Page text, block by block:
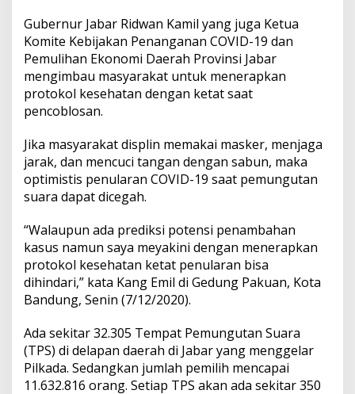
Gubernur Jabar Ridwan Kamil yang juga Ketua
Komite Kebijakan Penanganan COVID-19 dan
Pemulihan Ekonomi Daerah Provinsi Jabar
mengimbau masyarakat untuk menerapkan
protokol kesehatan dengan ketat saat
pencoblosan.
Jika masyarakat displin memakai masker, menjaga
jarak, dan mencuci tangan dengan sabun, maka
optimistis penularan COVID-19 saat pemungutan
suara dapat dicegah.
“Walaupun ada prediksi potensi penambahan
kasus namun saya meyakini dengan menerapkan
protokol kesehatan ketat penularan bisa
dihindari,” kata Kang Emil di Gedung Pakuan, Kota
Bandung, Senin (7/12/2020).
Ada sekitar 32.305 Tempat Pemungutan Suara
(TPS) di delapan daerah di Jabar yang menggelar
Pilkada. Sedangkan jumlah pemilih mencapai
11.632.816 orang. Setiap TPS akan ada sekitar 350